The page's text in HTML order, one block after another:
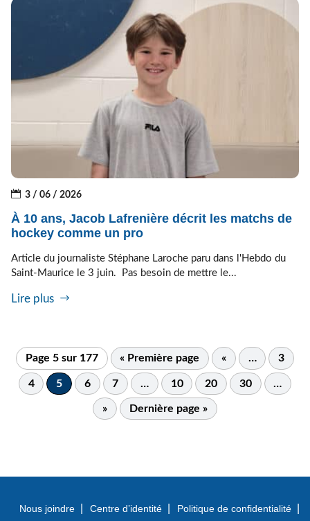
3 / 06 / 2026
À 10 ans, Jacob Lafrenière décrit les matchs de
hockey comme un pro
Article du journaliste Stéphane Laroche paru dans l'Hebdo du
Saint-Maurice le 3 juin. Pas besoin de mettre le...
Lire plus
Page 5 sur 177 « Première page « … 3
4 5 6 7 … 10 20 30 …
» Dernière page »
Nous joindre Centre d’identité
Politique de confidentialité